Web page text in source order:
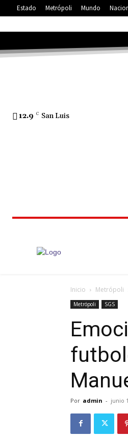
Estado Metrópoli Mundo
12.9 C San Luis
Inicio Metrópoli
Metrópoli SGS
Por admin - junio